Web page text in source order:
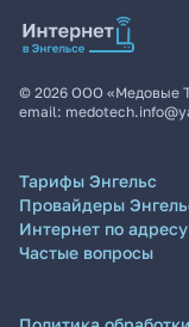
© 2026 ООО «Медовые
email:
Тарифы Энгельс
Провайдеры
Интернет по адресу
Частые вопросы